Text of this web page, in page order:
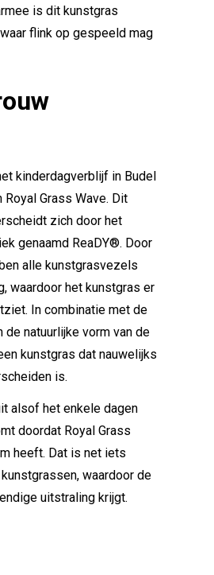
is dit kunstgras
flink op gespeeld mag
kinderdagverblijf in Budel
Grass Wave. Dit
zich door het
genaamd ReaDY®. Door
alle kunstgrasvezels
waardoor het kunstgras er
In combinatie met de
natuurlijke vorm van de
kunstgras dat nauwelijks
is.
alsof het enkele dagen
doordat Royal Grass
heeft. Dat is net iets
waardoor de
uitstraling krijgt.